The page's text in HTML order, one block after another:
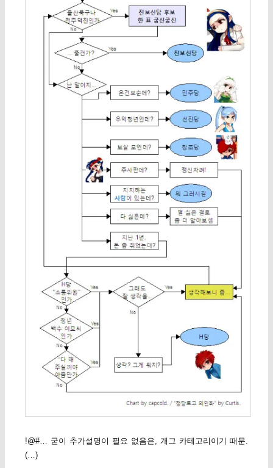
!@#… 굳이 추가설명이 필요 없음은, 개그 카테고리이기 때문.
(…)